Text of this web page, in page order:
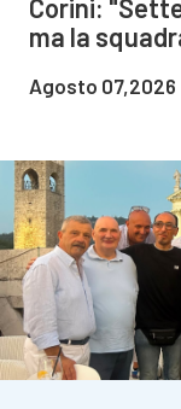
Corini:
ma la
Agosto 07,2026